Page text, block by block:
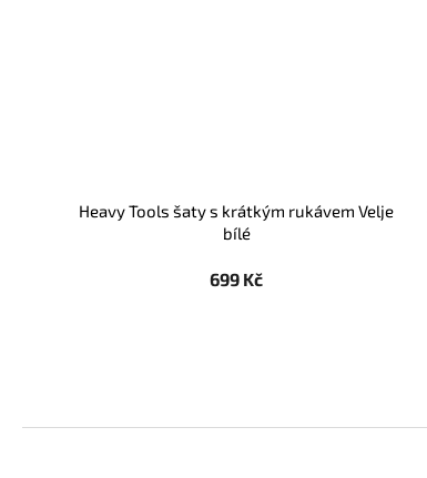
Heavy Tools šaty s krátkým rukávem Velje
bílé
699 Kč